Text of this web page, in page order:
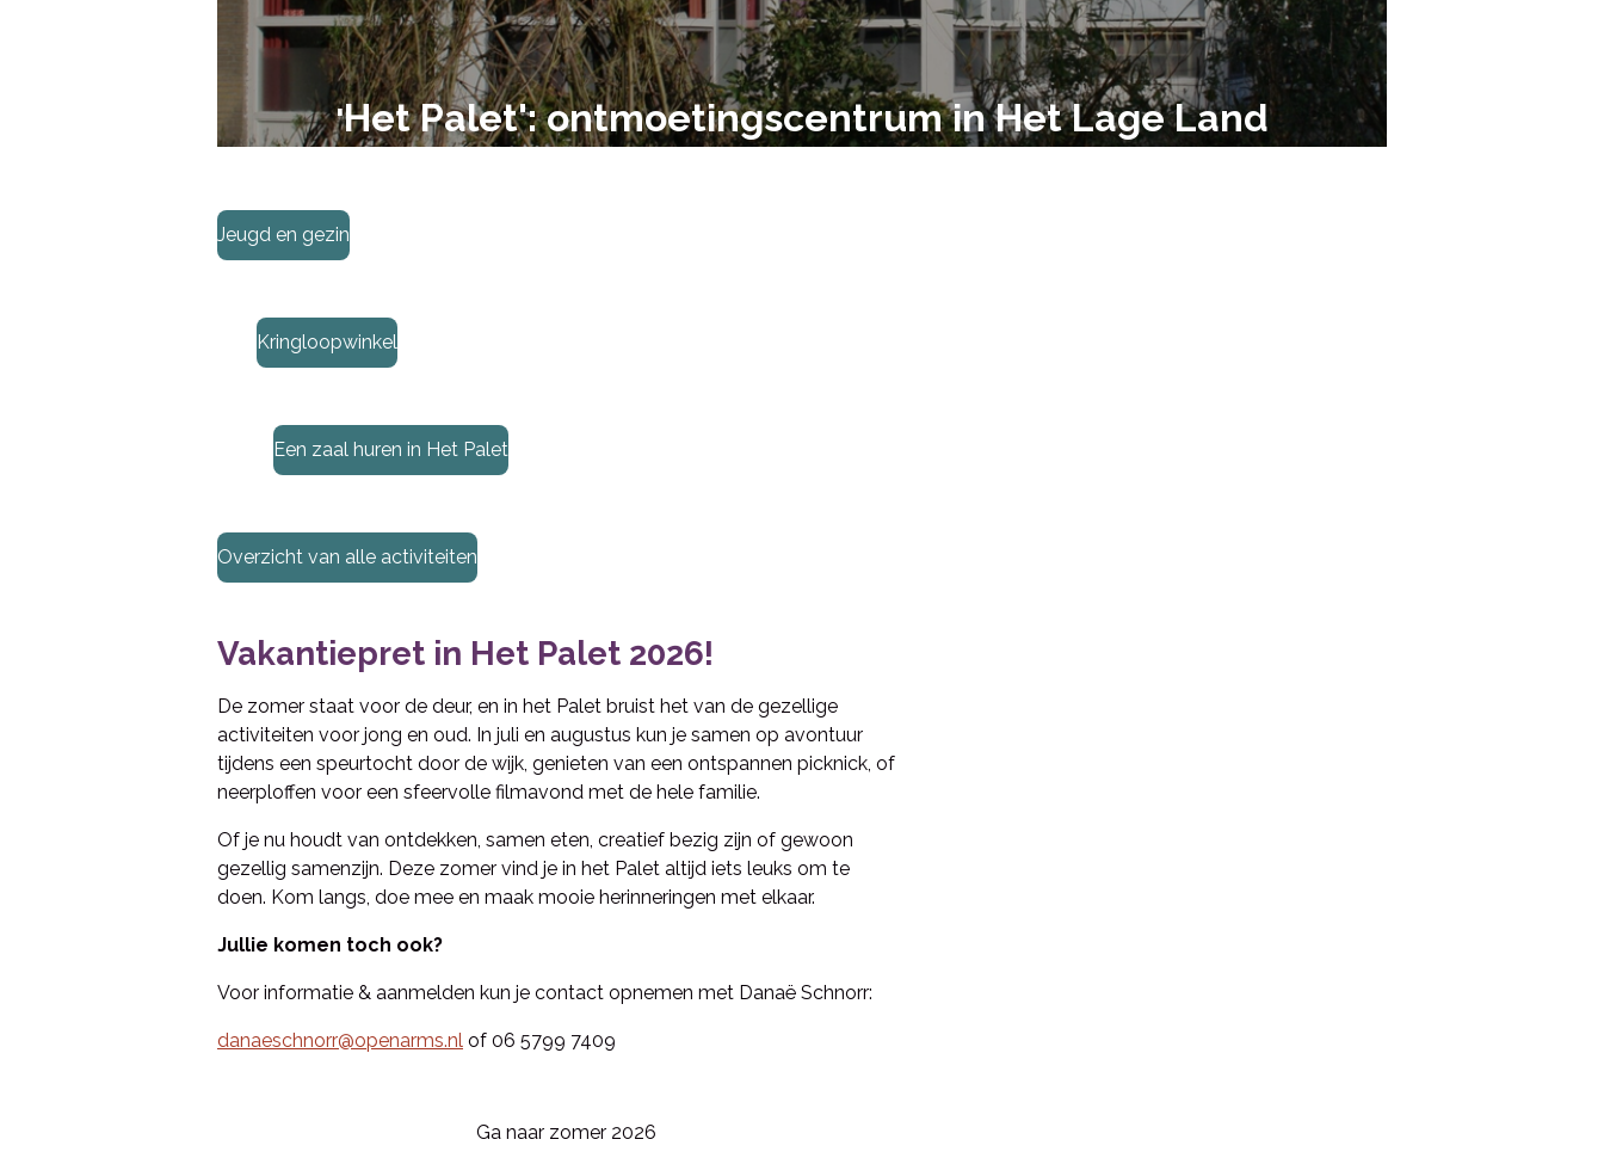
'Het Palet': ontmoetingscentrum in Het Lage Land
Jeugd en gezin
Kringloopwinkel
Een zaal huren in Het Palet
Overzicht van alle activiteiten
Vakantiepret in Het Palet 2026!
De zomer staat voor de deur, en in het Palet bruist het van de gezellige
activiteiten voor jong en oud. In juli en augustus kun je samen op avontuur
tijdens een speurtocht door de wijk, genieten van een ontspannen picknick, of
neerploffen voor een sfeervolle filmavond met de hele familie.
Of je nu houdt van ontdekken, samen eten, creatief bezig zijn of gewoon
gezellig samenzijn. Deze zomer vind je in het Palet altijd iets leuks om te
doen. Kom langs, doe mee en maak mooie herinneringen met elkaar.
Jullie komen toch ook?
Voor informatie & aanmelden kun je contact opnemen met Danaë Schnorr:
danaeschnorr@openarms.nl of 06 5799 7409
Ga naar zomer 2026